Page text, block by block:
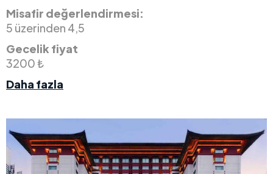
Misafir değerlendirmesi:
5 üzerinden 4,5
Gecelik fiyat
3200 ₺
Daha fazla